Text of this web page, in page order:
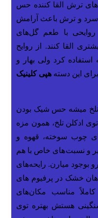
های ترش القا کننده حس
سرد و ترش باعث آرامش
با طعم گل‌های
القا کنند. از روایح
کرد ولی بهار و
این دسته هپی کلینیک
میشه حس شیک بودن
ادکلن تلخ، همون مزه
چوب سوخته، قهوه و
و نسبت‌های خاص با هم
بوجود میارن. رایحه‌های
خشک در پرفیوم های
کاملاً مناسب مکان‌های
هستش بهتره توی